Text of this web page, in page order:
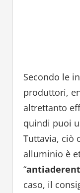
Secondo le
produttori,
altrettanto
quindi puoi
Tuttavia, ciò
alluminio è
“
caso, il